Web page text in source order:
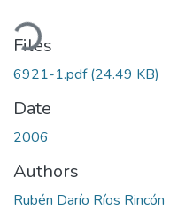
Files
6921-1.pdf(24.49 KB)
Date
2006
Authors
Rubén Darío Ríos Rincón